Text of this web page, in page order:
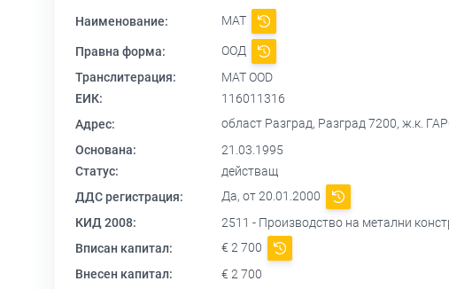
Наименование: МАТ
Правна форма:
ООД
Транслитерация:
MAT OOD
ЕИК:
116011316
Адрес:
област Разград, Разград 7200, ж.к.
Основана:
21.03.1995
Статус:
действащ
ДДС регистрация:
Да, от 20.01.2000
КИД 2008:
2511 - Производство на метални
Вписан капитал:
€ 2 700
Внесен капитал:
€ 2 700